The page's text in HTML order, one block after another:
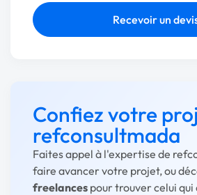
Recevoir un
Confiez votre
refconsultmada
Faites appel à l'expertise de
faire avancer votre projet, ou
freelances pour trouver celui